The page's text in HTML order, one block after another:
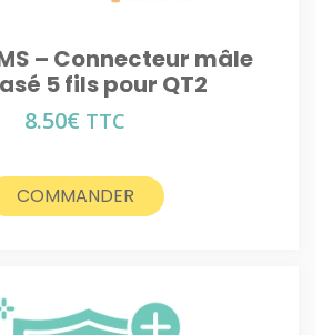
– Connecteur mâle
5 fils pour QT2
8.50€ TTC
COMMANDER